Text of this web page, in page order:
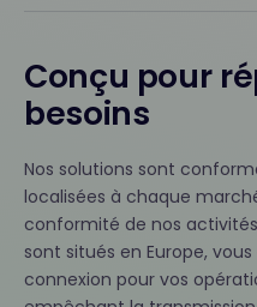
Conçu pour
besoins
Nos solutions sont
localisées à chaque
conformité de nos
sont situés en Europe,
connexion pour vos